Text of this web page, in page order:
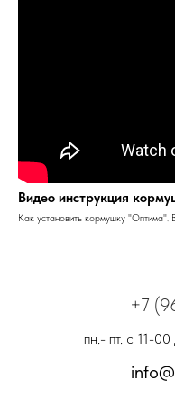
Видео инструкция
Как установить кормушку "Оптима".
+7
пн.- пт. с 11-